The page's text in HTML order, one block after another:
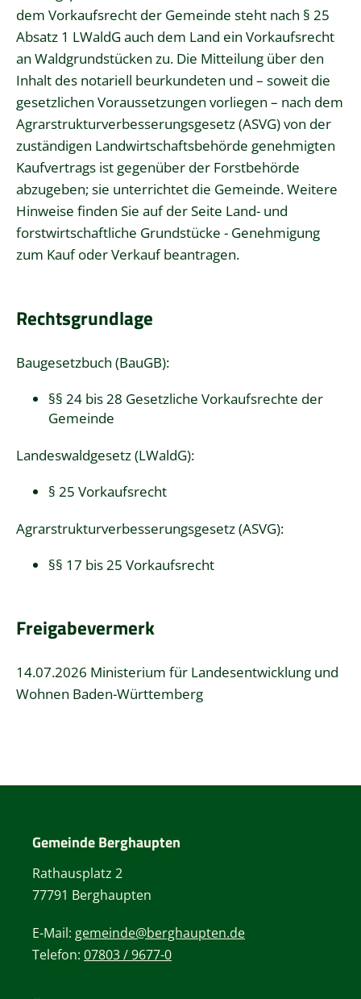
dem Vorkaufsrecht der Gemeinde steht nach § 25
Absatz 1 LWaldG auch dem Land ein Vorkaufsrecht
an Waldgrundstücken zu. Die Mitteilung über den
Inhalt des notariell beurkundeten und – soweit die
gesetzlichen Voraussetzungen vorliegen – nach dem
Agrarstrukturverbesserungsgesetz (ASVG)von der
zuständigen Landwirtschaftsbehörde genehmigten
Kaufvertrags ist gegenüber der Forstbehörde
abzugeben; sie unterrichtet die Gemeinde. Weitere
Hinweise finden Sie auf der Seite Land- und
forstwirtschaftliche Grundstücke - Genehmigung
zum Kauf oder Verkauf beantragen.
Rechtsgrundlage
Baugesetzbuch (BauGB):
§§ 24 bis 28 Gesetzliche Vorkaufsrechte der
Gemeinde
Landeswaldgesetz (LWaldG):
§ 25 Vorkaufsrecht
Agrarstrukturverbesserungsgesetz (ASVG):
§§ 17 bis 25 Vorkaufsrecht
Freigabevermerk
14.07.2026 Ministerium für Landesentwicklung und
Wohnen Baden-Württemberg
Gemeinde Berghaupten
Rathausplatz 2
77791 Berghaupten
E-Mail: gemeinde@berghaupten.de
Telefon: 07803 / 9677-0